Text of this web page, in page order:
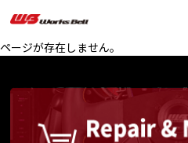
ページが存在しません。